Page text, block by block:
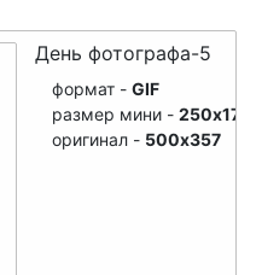
День фотографа-5
формат - GIF
размер мини - 250x179
оригинал - 500x357